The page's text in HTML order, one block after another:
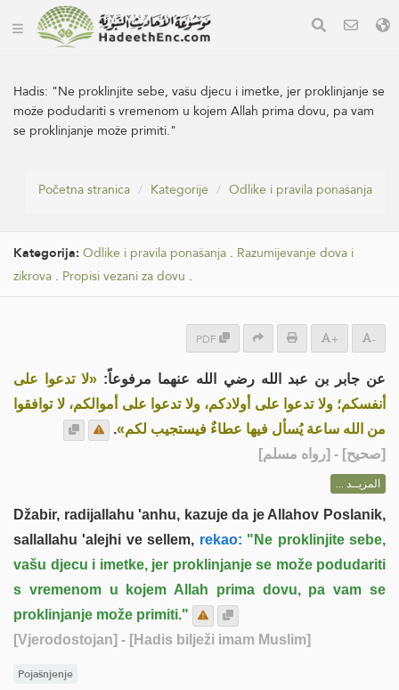
Hadis: "Ne proklinjite sebe, vašu djecu i imetke, jer proklinjanje se
može podudariti s vremenom u kojem Allah prima dovu, pa vam
se proklinjanje može primiti."
Početna stranica Kategorije Odlike i pravila ponašanja
Kategorija: Odlike i pravila ponašanja . Razumijevanje dova i
zikrova . Propisi vezani za dovu .
PDF + -
عن جابر بن عبد الله رضي الله عنهما مرفوعاً: «لا تدعوا على
أنفسكم؛ ولا تدعوا على أولادكم، ولا تدعوا على أموالكم، لا توافقوا
من الله ساعة يُسأل فيها عطاءٌ فيستجيب لكم».
[صحيح] - [رواه مسلم]
المزيــد ...
Džabir, radijallahu 'anhu, kazuje da je Allahov Poslanik,
sallallahu 'alejhi ve sellem, rekao: "Ne proklinjite sebe,
vašu djecu i imetke, jer proklinjanje se može podudariti
s vremenom u kojem Allah prima dovu, pa vam se
proklinjanje može primiti."
[Vjerodostojan] - [Hadis bilježi imam Muslim]
Pojašnjenje